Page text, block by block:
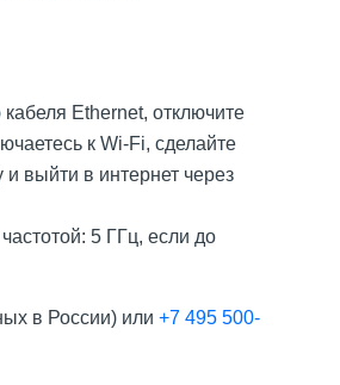
Ethernet, отключите
к Wi-Fi, сделайте
и выйти в интернет через
5 ГГц, если до
в России) или +7 495 500-